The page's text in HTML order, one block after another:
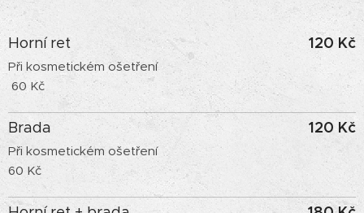
Horní ret
Při kosmetickém ošetření
60 Kč
120 Kč
Brada
Při kosmetickém ošetření
60 Kč
120 Kč